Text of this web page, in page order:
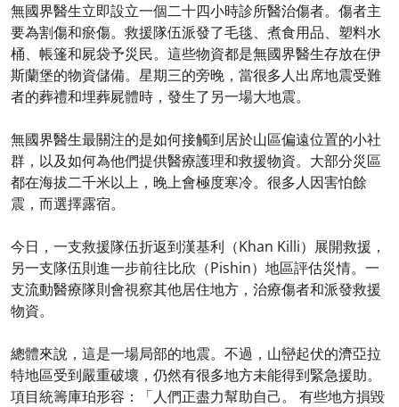
無國界醫生立即設立一個二十四小時診所醫治傷者。傷者主
要為割傷和瘀傷。救援隊伍派發了毛毯、煮食用品、塑料水
桶、帳篷和屍袋予災民。這些物資都是無國界醫生存放在伊
斯蘭堡的物資儲備。星期三的旁晚，當很多人出席地震受難
者的葬禮和埋葬屍體時，發生了另一場大地震。
無國界醫生最關注的是如何接觸到居於山區偏遠位置的小社
群，以及如何為他們提供醫療護理和救援物資。大部分災區
都在海拔二千米以上，晚上會極度寒冷。很多人因害怕餘
震，而選擇露宿。
今日，一支救援隊伍折返到漢基利（Khan Killi）展開救援，
另一支隊伍則進一步前往比欣（Pishin）地區評估災情。一
支流動醫療隊則會視察其他居住地方，治療傷者和派發救援
物資。
總體來說，這是一場局部的地震。不過，山巒起伏的濟亞拉
特地區受到嚴重破壞，仍然有很多地方未能得到緊急援助。
項目統籌庫珀形容：「人們正盡力幫助自己。 有些地方損毀